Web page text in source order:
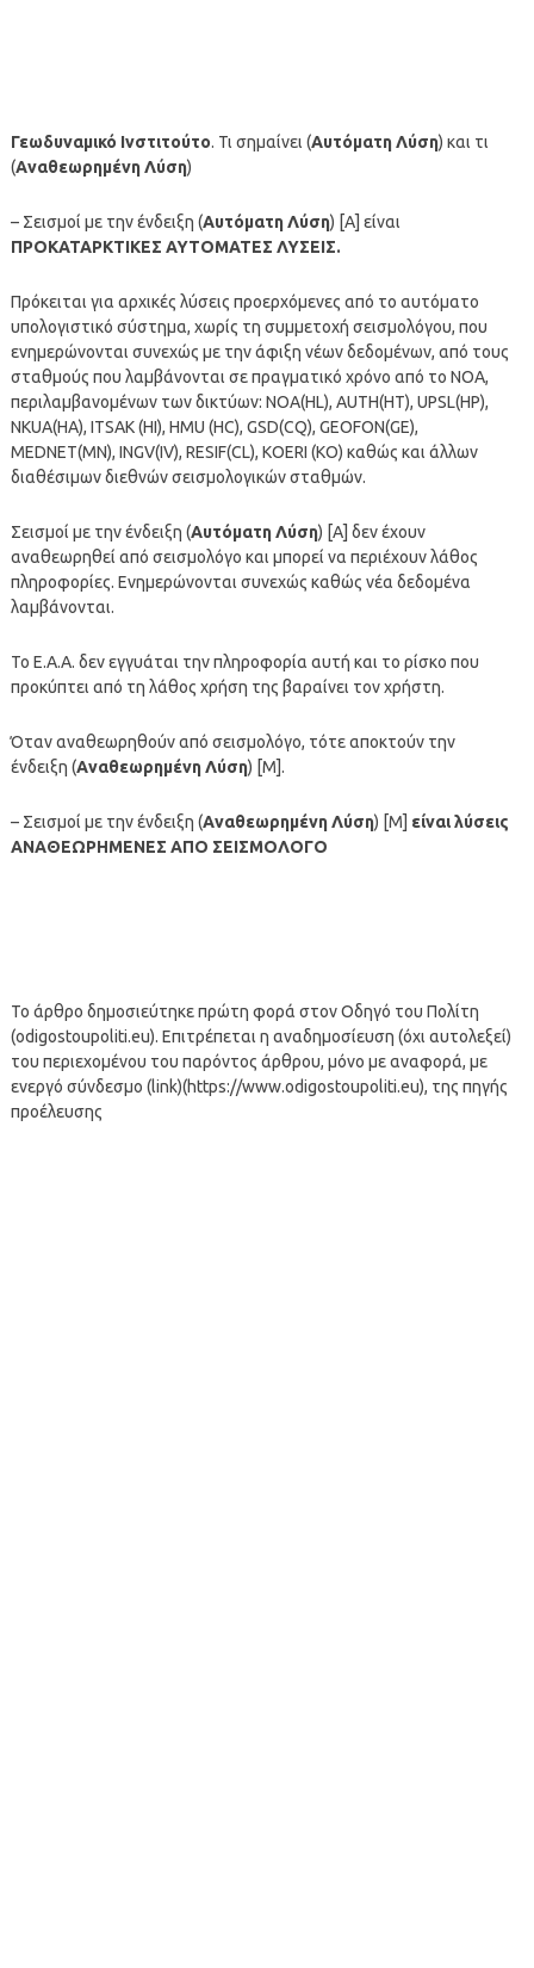
Γεωδυναμικό Ινστιτούτο. Τι σημαίνει (Αυτόματη Λύση) και τι
(Αναθεωρημένη Λύση)
– Σεισμοί με την ένδειξη (Αυτόματη Λύση) [A] είναι
ΠΡΟΚΑΤΑΡΚΤΙΚΕΣ ΑΥΤΟΜΑΤΕΣ ΛΥΣΕΙΣ.
Πρόκειται για αρχικές λύσεις προερχόμενες από το αυτόματο
υπολογιστικό σύστημα, χωρίς τη συμμετοχή σεισμολόγου, που
ενημερώνονται συνεχώς με την άφιξη νέων δεδομένων, από τους
σταθμούς που λαμβάνονται σε πραγματικό χρόνο από το ΝΟΑ,
περιλαμβανομένων των δικτύων: NOA(HL), AUTH(HT), UPSL(HP),
NKUA(HA), ITSAK (HI), HMU (HC), GSD(CQ), GEOFON(GE),
MEDNET(MN), INGV(IV), RESIF(CL), KOERI (KO) καθώς και άλλων
διαθέσιμων διεθνών σεισμολογικών σταθμών.
Σεισμοί με την ένδειξη (Αυτόματη Λύση) [A] δεν έχουν
αναθεωρηθεί από σεισμολόγο και μπορεί να περιέχουν λάθος
πληροφορίες. Ενημερώνονται συνεχώς καθώς νέα δεδομένα
λαμβάνονται.
To Ε.Α.Α. δεν εγγυάται την πληροφορία αυτή και το ρίσκο που
προκύπτει από τη λάθος χρήση της βαραίνει τον χρήστη.
Όταν αναθεωρηθούν από σεισμολόγο, τότε αποκτούν την
ένδειξη (Αναθεωρημένη Λύση) [M].
– Σεισμοί με την ένδειξη (Αναθεωρημένη Λύση) [M] είναι λύσεις
ΑΝΑΘΕΩΡΗΜΕΝΕΣ ΑΠΟ ΣΕΙΣΜΟΛΟΓΟ
Το άρθρο δημοσιεύτηκε πρώτη φορά στον Οδηγό του Πολίτη
(odigostoupoliti.eu). Επιτρέπεται η αναδημοσίευση (όχι αυτολεξεί)
του περιεχομένου του παρόντος άρθρου, μόνο με αναφορά, με
ενεργό σύνδεσμο (link)(https://www.odigostoupoliti.eu), της πηγής
προέλευσης